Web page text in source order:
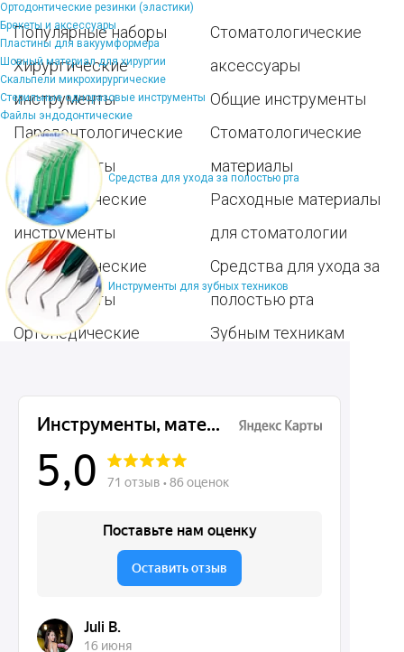
Ортодонтические резинки (эластики)
Брекеты и аксессуары
Пластины для вакуумформера
Шовный материал для хирургии
Скальпели микрохирургические
Стерильные одноразовые инструменты
Файлы эндодонтические
Средства для ухода за полостью рта
Инструменты для зубных техников
Популярные наборы
Хирургические
инструменты
Пародонтологические
инструменты
Ортодонтические
инструменты
Терапевтические
инструменты
Ортопедические
Стоматологические
аксессуары
Общие инструменты
Стоматологические
материалы
Расходные материалы
для стоматологии
Средства для ухода за
полостью рта
Зубным техникам
Dentins.ru
Акции
Доставка и контакты
Политика конфиденциальности
Карта сайта